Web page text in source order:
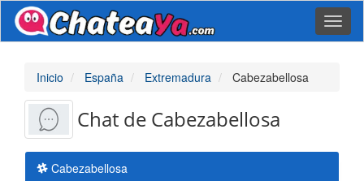
Inicio España Extremadura Cabezabellosa
Chat de Cabezabellosa
Cabezabellosa